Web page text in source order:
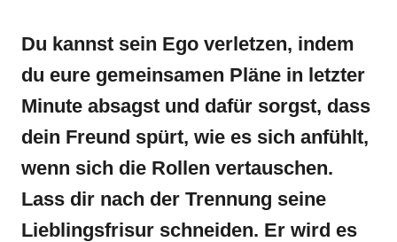
Du kannst sein Ego verletzen, indem
du eure gemeinsamen Pläne in letzter
Minute absagst und dafür sorgst, dass
dein Freund spürt, wie es sich anfühlt,
wenn sich die Rollen vertauschen.
Lass dir nach der Trennung seine
Lieblingsfrisur schneiden. Er wird es